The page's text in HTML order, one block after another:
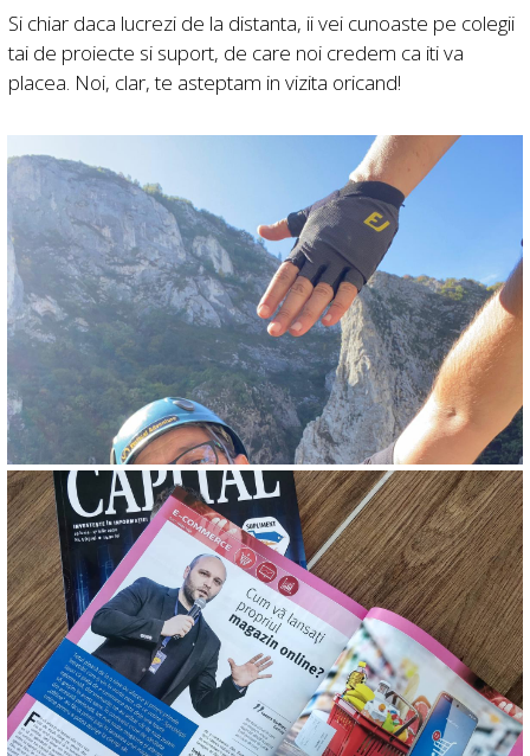
Si chiar daca lucrezi de la distanta, ii vei cunoaste pe colegii
tai de proiecte si suport, de care noi credem ca iti va
placea. Noi, clar, te asteptam in vizita oricand!